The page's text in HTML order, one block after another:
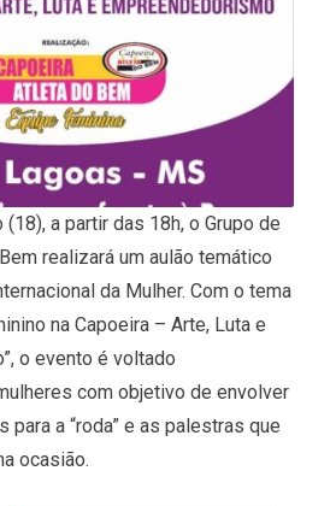
a partir das 18h, o Grupo de
realizará um aulão temático
da Mulher. Com o tema
na Capoeira – Arte, Luta e
o evento é voltado
com objetivo de envolver
para a “roda” e as palestras que
ocasião.